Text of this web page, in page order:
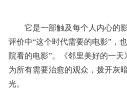
它是一部触及每个人内心的
评价中“这个时代需要的电影”，
院看的电影”。《邻里美好的一天
为所有需要治愈的观众，拨开灰
光。